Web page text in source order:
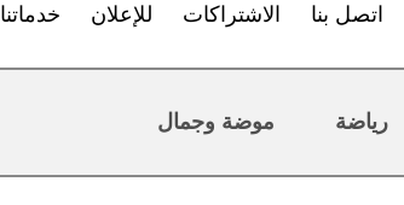
اتصل بنا الاشتراكات للإعلان خدماتنا
رياضة موضة وجمال